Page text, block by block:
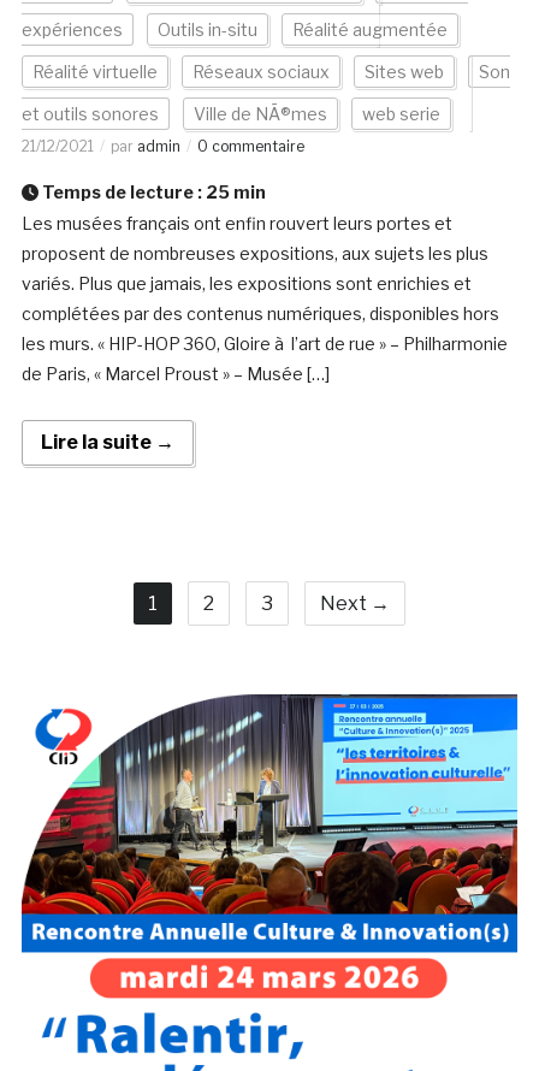
expériences Outils in-situ Réalité augmentée
Réalité virtuelle Réseaux sociaux Sites web Son
et outils sonores Ville de NÃ®mes web serie
21/12/2021 par admin 0 commentaire
Temps de lecture : 25 min
Les musées français ont enfin rouvert leurs portes et
proposent de nombreuses expositions, aux sujets les plus
variés. Plus que jamais, les expositions sont enrichies et
complétées par des contenus numériques, disponibles hors
les murs. « HIP-HOP 360, Gloire à l’art de rue » – Philharmonie
de Paris, « Marcel Proust » – Musée […]
Lire la suite →
1 2 3 Next →